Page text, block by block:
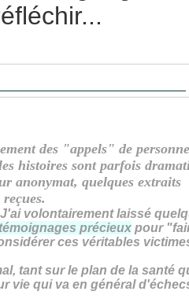
des "appels" de
histoires sont parfois
anonymat, quelques extraits
volontairement laissé
précieux pour
ces véritables
tant sur le plan de la santé
vie qui va en général